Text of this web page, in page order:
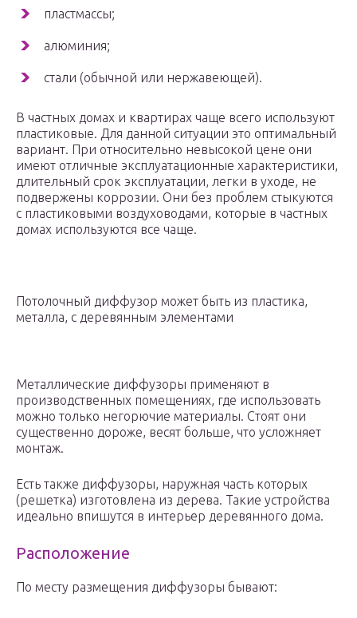
пластмассы;
алюминия;
стали (обычной или нержавеющей).
В частных домах и квартирах чаще всего используют
пластиковые. Для данной ситуации это оптимальный
вариант. При относительно невысокой цене они
имеют отличные эксплуатационные характеристики,
длительный срок эксплуатации, легки в уходе, не
подвержены коррозии. Они без проблем стыкуются
с пластиковыми воздуховодами, которые в частных
домах используются все чаще.
Потолочный диффузор может быть из пластика,
металла, с деревянным элементами
Металлические диффузоры применяют в
производственных помещениях, где использовать
можно только негорючие материалы. Стоят они
существенно дороже, весят больше, что усложняет
монтаж.
Есть также диффузоры, наружная часть которых
(решетка) изготовлена из дерева. Такие устройства
идеально впишутся в интерьер деревянного дома.
Расположение
По месту размещения диффузоры бывают: